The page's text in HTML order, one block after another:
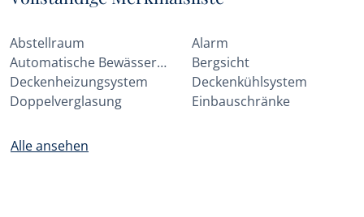
Abstellraum
Alarm
Automatische Bewässerungsanlage
Bergsicht
Deckenheizungsystem
Deckenkühlsystem
Doppelverglasung
Einbauschränke
Alle ansehen